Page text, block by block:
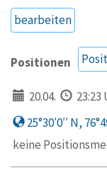
bearbeiten
Positionen
20.04.
23:23
25°30′0′′ N,
keine